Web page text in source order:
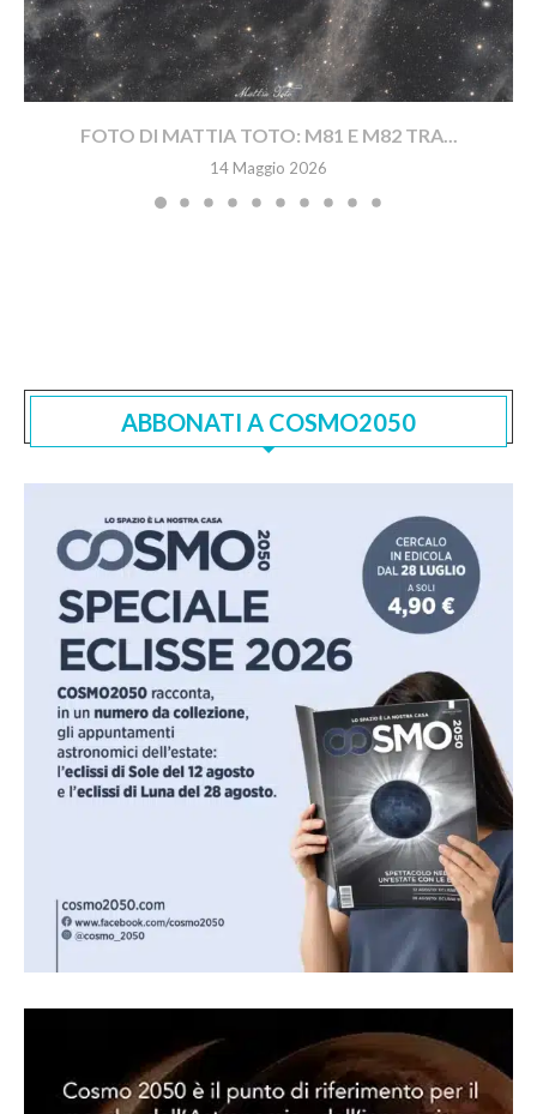
FOTO DI MATTIA TOTO: M81 E M82 TRA...
14 Maggio 2026
ABBONATI A COSMO2050